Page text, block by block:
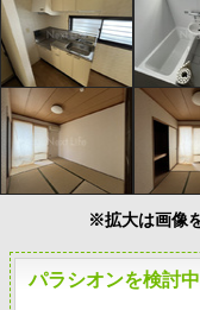
※拡大は画像
パラシオンを検討